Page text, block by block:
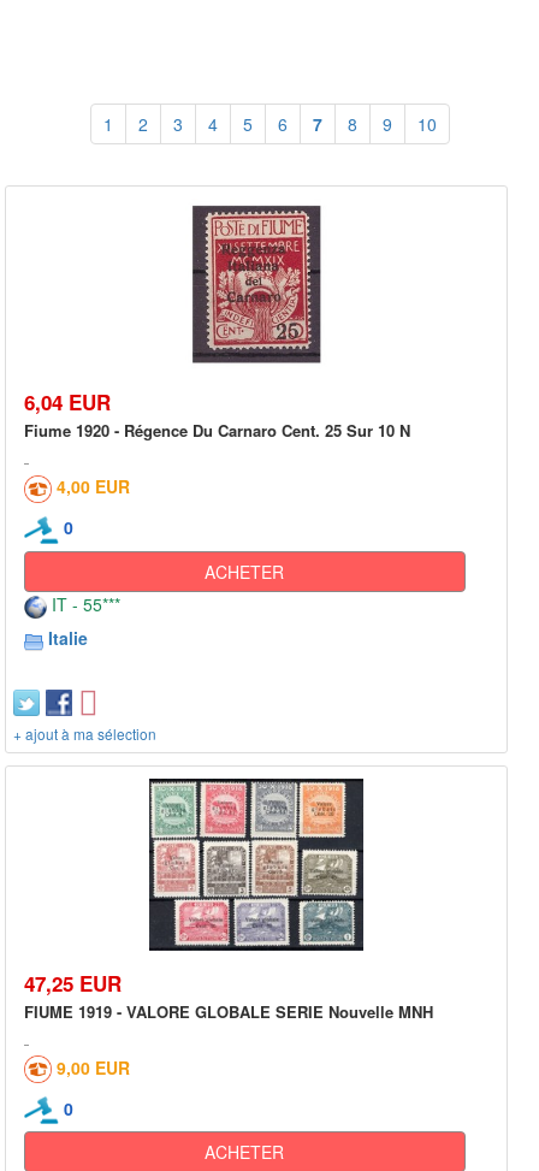
1 2 3 4 5 6 7 8 9 10
6,04 EUR
Fiume 1920 - Régence Du Carnaro Cent. 25 Sur 10 N
4,00 EUR
0
ACHETER
IT - 55***
Italie
+ ajout à ma sélection
47,25 EUR
FIUME 1919 - VALORE GLOBALE SERIE Nouvelle MNH
9,00 EUR
0
ACHETER